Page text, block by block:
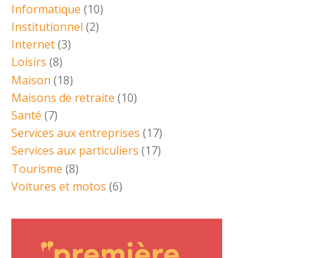
Informatique (10)
Institutionnel (2)
Internet(3)
Loisirs (8)
Maison (18)
Maisons de retraite (10)
Santé (7)
Services aux entreprises (17)
Services aux particuliers (17)
Tourisme (8)
Voitures et motos (6)